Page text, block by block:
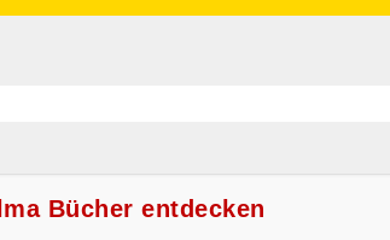
Bücher entdecken